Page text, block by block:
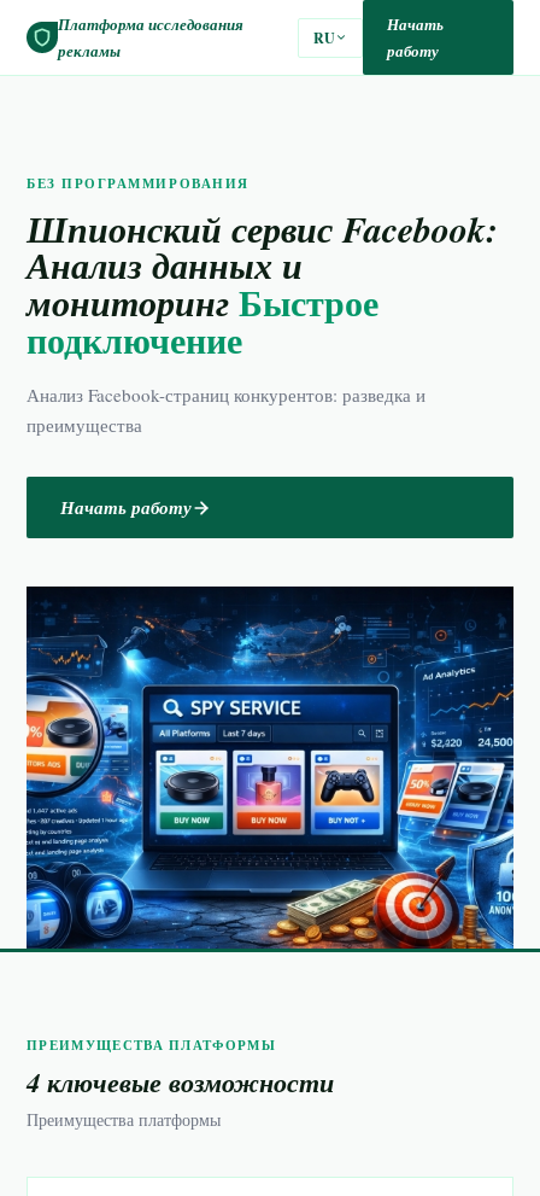
Платформа исследования
рекламы
RU
Начать
работу
БЕЗ ПРОГРАММИРОВАНИЯ
Шпионский сервис Facebook:
Анализ данных и
мониторингБыстрое
подключение
Анализ Facebook-страниц конкурентов: разведка и
преимущества
Начать работу
ПРЕИМУЩЕСТВА ПЛАТФОРМЫ
4 ключевые возможности
Преимущества платформы